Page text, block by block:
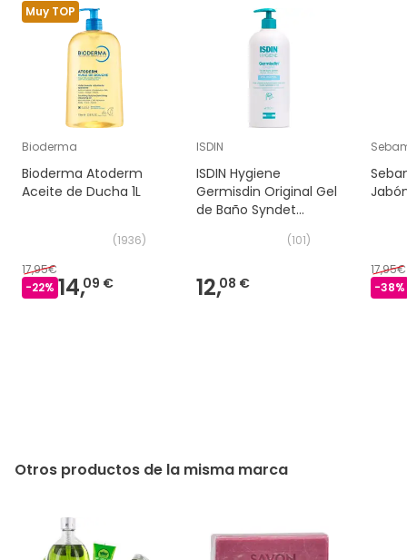
Muy TOP
Bioderma
Bioderma Atoderm
Aceite de Ducha 1L
(1936)
17,95€
-22% 14,09 €
ISDIN
ISDIN Hygiene
Germisdin Original Gel
de Baño Syndet
(101)
12,08 €
17,95€
-38%
Otros productos de la misma marca